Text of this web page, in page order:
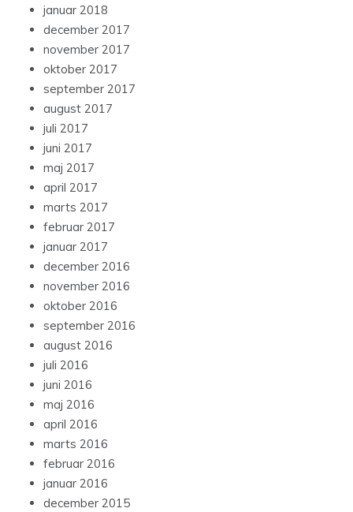
januar 2018
december 2017
november 2017
oktober 2017
september 2017
august 2017
juli 2017
juni 2017
maj 2017
april 2017
marts 2017
februar 2017
januar 2017
december 2016
november 2016
oktober 2016
september 2016
august 2016
juli 2016
juni 2016
maj 2016
april 2016
marts 2016
februar 2016
januar 2016
december 2015